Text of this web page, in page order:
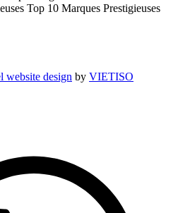
Top 10 Marques Prestigieuses
website design by VIETISO